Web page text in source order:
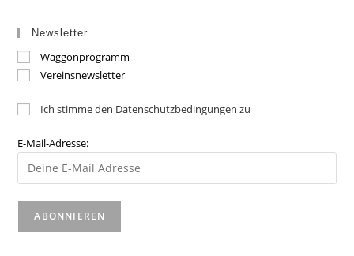
Newsletter
Waggonprogramm
Vereinsnewsletter
Ich stimme den Datenschutzbedingungen zu
E-Mail-Adresse: